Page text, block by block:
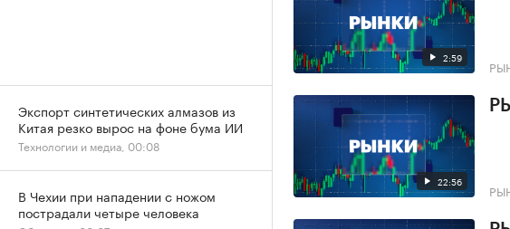
2:59
22:56
Экспорт синтетических алмазов из
Китая резко вырос на фоне бума ИИ
Технологии и медиа, 00:08
В Чехии при нападении с ножом
пострадали четыре человека